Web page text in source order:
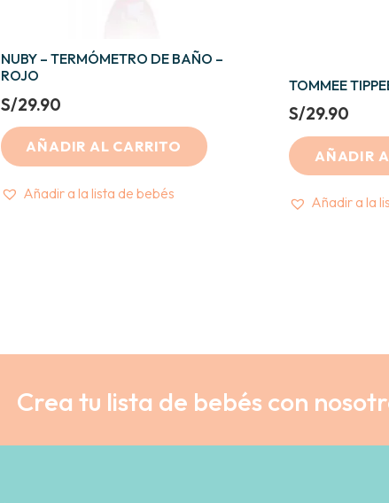
NUBY – TERMÓMETRO DE BAÑO –
ROJO
S/29.90
AÑADIR AL CARRITO
Añadir a la lista de bebés
TOMMEE
S/29.90
AÑADIR
Añadir a la
Crea tu lista de bebés con